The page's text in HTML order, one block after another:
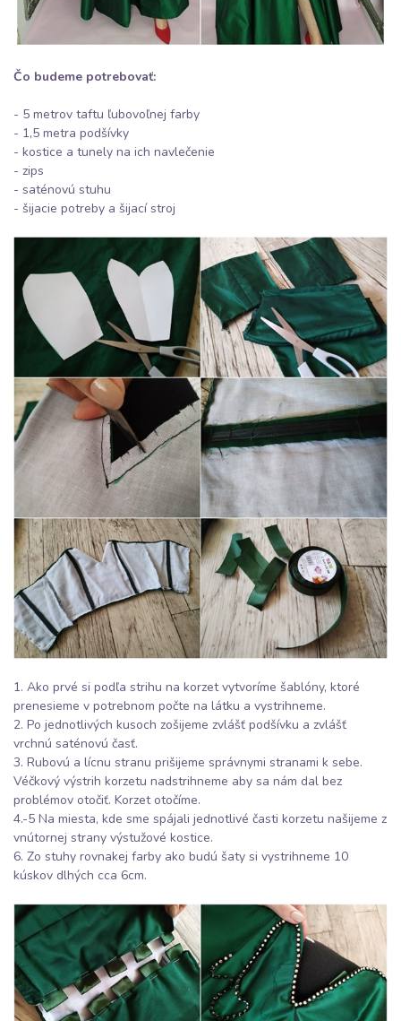
Čo budeme potrebovať:
- 5 metrov taftu ľubovoľnej farby
- 1,5 metra podšívky
- kostice a tunely na ich navlečenie
- zips
- saténovú stuhu
- šijacie potreby a šijací stroj
1. Ako prvé si podľa strihu na korzet vytvoríme šablóny, ktoré
prenesieme v potrebnom počte na látku a vystrihneme.
2. Po jednotlivých kusoch zošijeme zvlášť podšívku a zvlášť
vrchnú saténovú časť.
3. Rubovú a lícnu stranu prišijeme správnymi stranami k sebe.
Véčkový výstrih korzetu nadstrihneme aby sa nám dal bez
problémov otočiť. Korzet otočíme.
4.-5 Na miesta, kde sme spájali jednotlivé časti korzetu našijeme z
vnútornej strany výstužové kostice.
6. Zo stuhy rovnakej farby ako budú šaty si vystrihneme 10
kúskov dlhých cca 6cm.